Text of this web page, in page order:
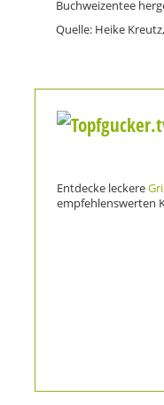
Buchweizentee
Quelle: Heike
Entdecke leckere
empfehlenswerten